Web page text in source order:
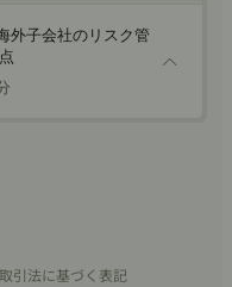
外子会社のリスク管
引法に基づく表記